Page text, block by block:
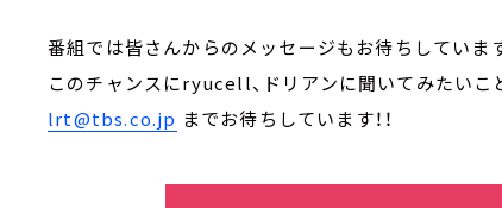
番組では皆さんからのメッセージもお待ちしていま
このチャンスにryucell、ドリアンに聞いてみたいこ
lrt@tbs.co.jp までお待ちしています！！